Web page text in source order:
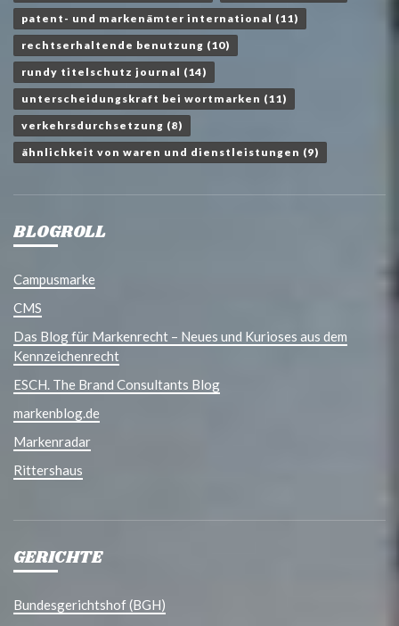
patent- und markenämter international (11)
rechtserhaltende benutzung (10)
rundy titelschutz journal (14)
unterscheidungskraft bei wortmarken (11)
verkehrsdurchsetzung (8)
ähnlichkeit von waren und dienstleistungen (9)
BLOGROLL
Campusmarke
CMS
Das Blog für Markenrecht – Neues und Kurioses aus dem
Kennzeichenrecht
ESCH. The Brand Consultants Blog
markenblog.de
Markenradar
Rittershaus
GERICHTE
Bundesgerichtshof (BGH)